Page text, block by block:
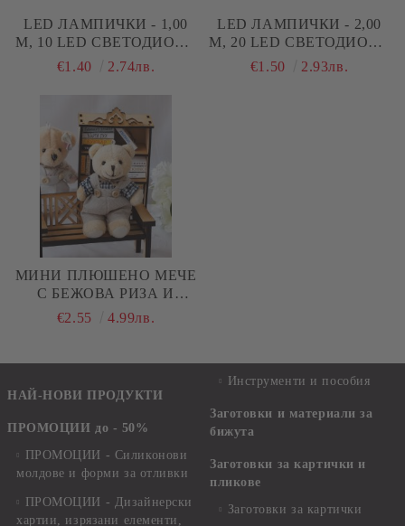
LED ЛАМПИЧКИ - 1,00
М, 10 LED СВЕТОДИОДА
- ЖЪЛТА СВЕТЛИНА
€1.40 2.74лв.
LED ЛАМПИЧКИ - 2,00
М, 20 LED СВЕТОДИОДА
- БЯЛА СВЕТЛИНА
€1.50 2.93лв.
МИНИ ПЛЮШЕНО МЕЧЕ
С БЕЖОВА РИЗА И
ЛЕНЕН ГАЩЕРИЗОН - 12
€2.55 4.99лв.
НАЙ-НОВИ ПРОДУКТИ
ПРОМОЦИИ до - 50%
ПРОМОЦИИ - Силиконови
молдове и форми за отливки
ПРОМОЦИИ - Дизайнерски
хартии, изрязани елементи,
Инструменти и пособия
Заготовки и материали за
бижута
Заготовки за картички и
пликове
Заготовки за картички